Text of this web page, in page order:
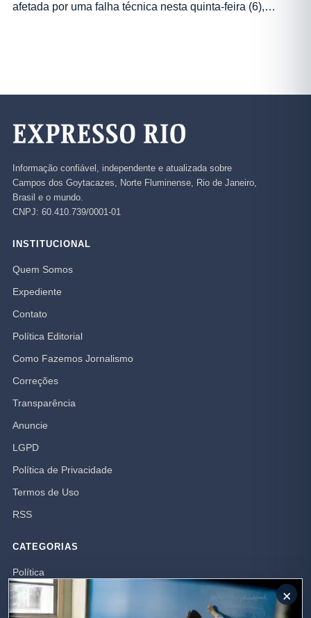
afetada por uma falha técnica nesta quinta-feira (6),…
Informação confiável, independente e atualizada sobre
Campos dos Goytacazes, Norte Fluminense, Rio de Janeiro,
Brasil e o mundo.
CNPJ: 60.410.739/0001-01
INSTITUCIONAL
Quem Somos
Expediente
Contato
Política Editorial
Como Fazemos Jornalismo
Correções
Transparência
Anuncie
LGPD
Política de Privacidade
Termos de Uso
RSS
CATEGORIAS
Política
Mundo
×